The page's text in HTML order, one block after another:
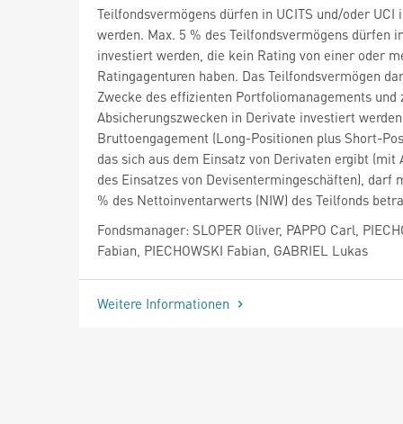
Teilfondsvermögens dürfen in UCITS und/oder UCI
werden. Max. 5 % des Teilfondsvermögens dürfen
investiert werden, die kein Rating von einer oder
Ratingagenturen haben. Das Teilfondsvermögen
Zwecke des effizienten Portfoliomanagements und
Absicherungszwecken in Derivate investiert
Bruttoengagement (Long-Positionen plus Short-
das sich aus dem Einsatz von Derivaten ergibt (mit
des Einsatzes von Devisentermingeschäften), darf
% des Nettoinventarwerts (NIW) des Teilfonds
Fondsmanager: SLOPER Oliver, PAPPO Carl,
Fabian, PIECHOWSKI Fabian, GABRIEL Lukas
Weitere Informationen